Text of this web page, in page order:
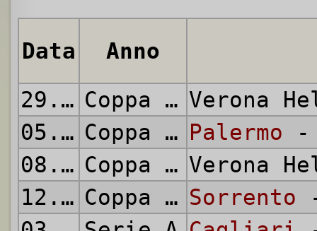
Data
Anno
29.08.1971
Coppa Italia Verona
05.09.1971
Coppa Italia Palermo -
08.09.1971
Coppa Italia Verona
12.09.1971
Coppa Italia Sorrento